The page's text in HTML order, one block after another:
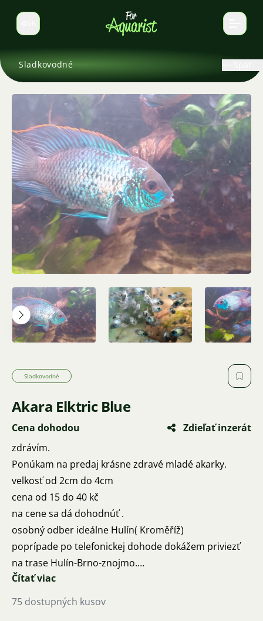
Prepnúť jazyk
Sladkovodné
Sladkovodné
Akara Elktric Blue
Cena dohodou
Zdieľať inzerát
zdrávím.
Ponúkam na predaj krásne zdravé mladé akarky.
velkosť od 2cm do 4cm
cena od 15 do 40 kč
na cene sa dá dohodnúť .
osobný odber ideálne Hulín( Kroměříž)
poprípade po telefonickej dohode dokážem priviezť
na trase Hulín-Brno-znojmo.
Tel.č. 778598141
Čítať viac
75 dostupných kusov